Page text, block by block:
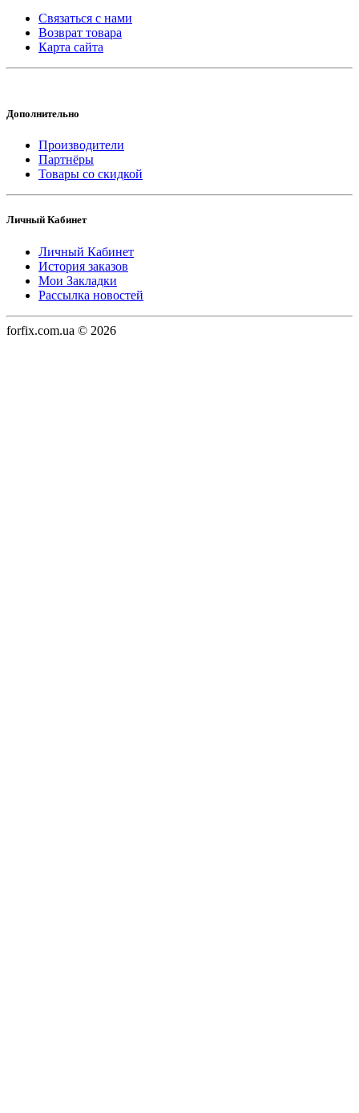
Связаться с нами
Возврат товара
Карта сайта
Дополнительно
Производители
Партнёры
Товары со скидкой
Личный Кабинет
Личный Кабинет
История заказов
Мои Закладки
Рассылка новостей
forfix.com.ua © 2026